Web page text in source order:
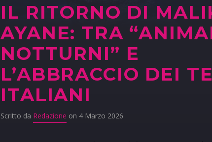
IL RITORNO DI
AYANE: TRA
NOTTURNI” E
L’ABBRACCIO DEI
ITALIANI
Scritto da Redazione on 4 Marzo 2026